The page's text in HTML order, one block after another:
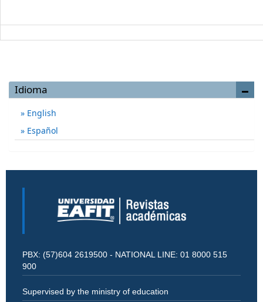
Idioma
English
Español
PBX: (57)604 2619500 - NATIONAL LINE: 01 8000 515
900
Supervised by the ministry of education